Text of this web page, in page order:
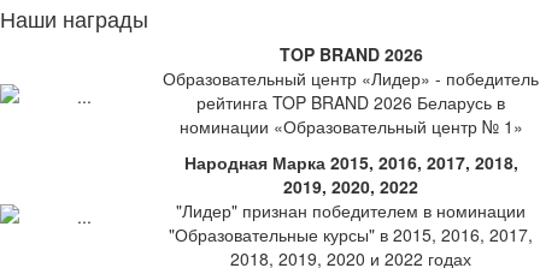
Наши награды
TOP BRAND 2026
Образовательный центр «Лидер» - победитель
рейтинга TOP BRAND 2026 Беларусь в
номинации «Образовательный центр № 1»
Народная Марка 2015, 2016, 2017, 2018,
2019, 2020, 2022
"Лидер" признан победителем в номинации
"Образовательные курсы" в 2015, 2016, 2017,
2018, 2019, 2020 и 2022 годах